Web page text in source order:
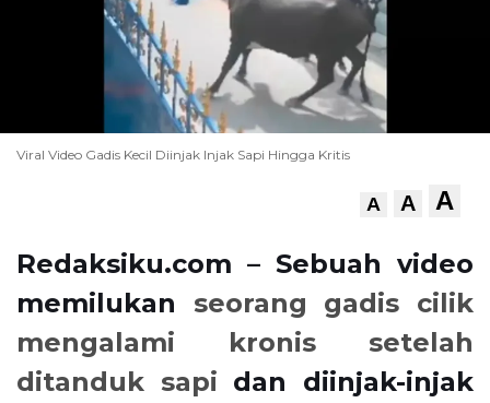
Viral Video Gadis Kecil Diinjak Injak Sapi Hingga Kritis
A A A
Redaksiku.com – Sebuah video
memilukan seorang gadis cilik
mengalami kronis setelah
ditanduk sapi dan diinjak-injak